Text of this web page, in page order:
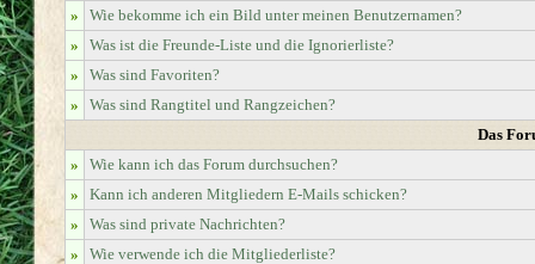
»
Wie bekomme ich ein Bild unter meinen Benutzernamen?
»
Was ist die Freunde-Liste und die Ignorierliste?
»
Was sind Favoriten?
»
Was sind Rangtitel und Rangzeichen?
Das
»
Wie kann ich das Forum durchsuchen?
»
Kann ich anderen Mitgliedern E-Mails schicken?
»
Was sind private Nachrichten?
»
Wie verwende ich die Mitgliederliste?